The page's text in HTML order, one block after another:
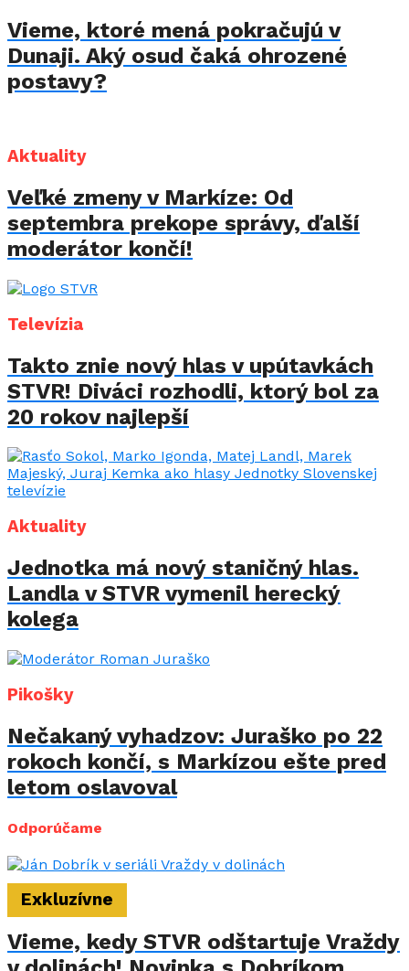
Vieme, ktoré mená pokračujú v
Dunaji. Aký osud čaká ohrozené
postavy?
Aktuality
Veľké zmeny v Markíze: Od
septembra prekope správy, ďalší
moderátor končí!
Televízia
Takto znie nový hlas v upútavkách
STVR! Diváci rozhodli, ktorý bol za
20 rokov najlepší
Aktuality
Jednotka má nový staničný hlas.
Landla v STVR vymenil herecký
kolega
Pikošky
Nečakaný vyhadzov: Juraško po 22
rokoch končí, s Markízou ešte pred
letom oslavoval
Odporúčame
Exkluzívne
Vieme, kedy STVR odštartuje Vraždy